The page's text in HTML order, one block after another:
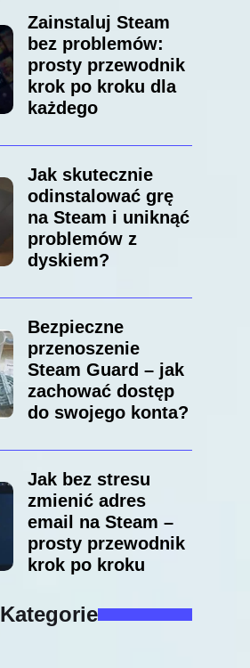
Zainstaluj Steam
bez problemów:
prosty przewodnik
krok po kroku dla
każdego
Jak skutecznie
odinstalować grę
na Steam i uniknąć
problemów z
dyskiem?
Bezpieczne
przenoszenie
Steam Guard – jak
zachować dostęp
do swojego konta?
Jak bez stresu
zmienić adres
email na Steam –
prosty przewodnik
krok po kroku
Kategorie